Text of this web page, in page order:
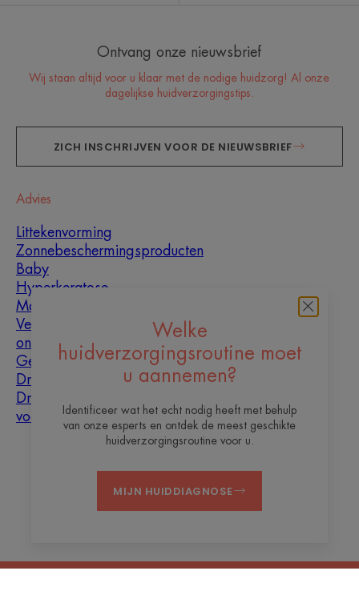
Welke
huidverzorgingsroutine moet
u aannemen?
Identificeer wat het echt nodig heeft met behulp
van onze esperts en ontdek de meest geschikte
huidverzorgingsroutine voor u.
MIJN HUIDDIAGNOSE
Ontvang onze nieuwsbrief
Wij staan altijd voor u klaar met de nodige huidzorg! Al onze
dagelijkse huidverzorgingstips.
ZICH INSCHRIJVEN VOOR DE NIEUWSBRIEF
Advies
Littekenvorming
Zonnebeschermingsproducten
Baby
Hyperkeratose
Mannen
Vette huid met
oneffenheden
Gemengde huid
Droge huid
Droogheid en
vochtarme huid
Contact Veelgestelde vragen